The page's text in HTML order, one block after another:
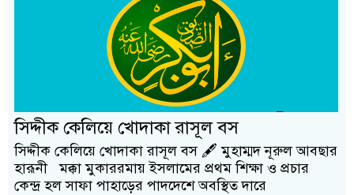
সিদ্দীক কেলিয়ে খোদাকা রাসূল বস
সিদ্দীক কেলিয়ে খোদাকা রাসূল বস 🖋️ মুহাম্মদ নূরুল আবছার
হারূনী মক্কা মুকাররমায় ইসলামের প্রথম শিক্ষা ও প্রচার
কেন্দ্র হল সাফা পাহাড়ের পাদদেশে অবস্থিত দারে